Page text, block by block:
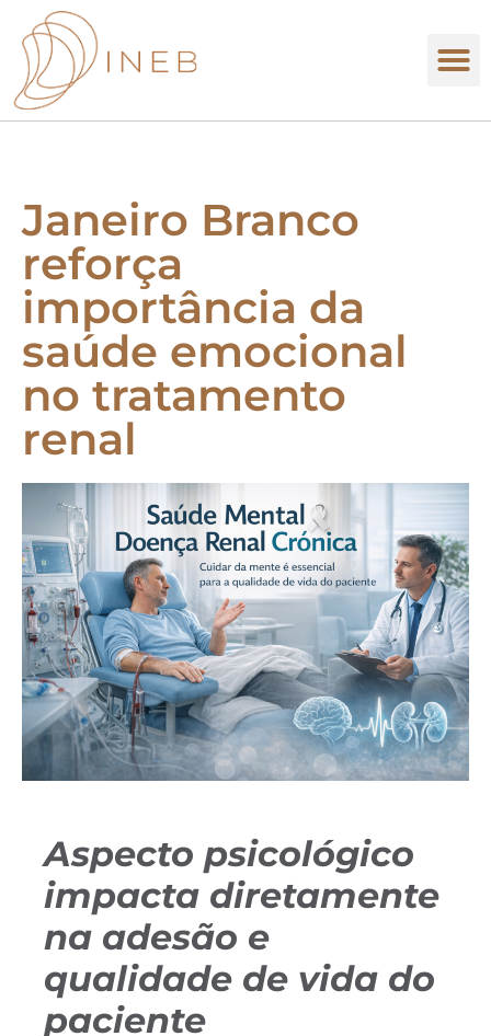
Janeiro Branco
reforça
importância da
saúde emocional
no tratamento
renal
Aspecto psicológico
impacta diretamente
na adesão e
qualidade de vida do
paciente